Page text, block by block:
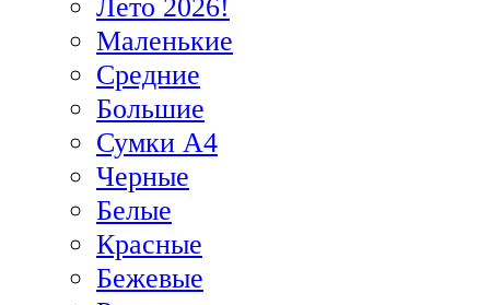
Лето 2026!
Маленькие
Средние
Большие
Сумки А4
Черные
Белые
Красные
Бежевые